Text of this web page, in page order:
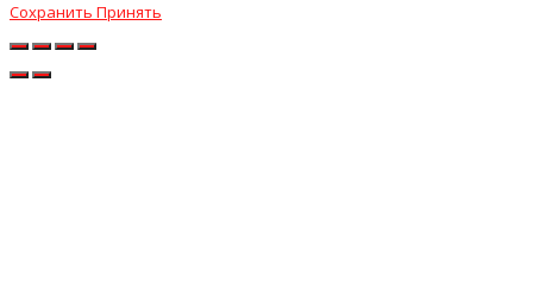
Сохранить Принять